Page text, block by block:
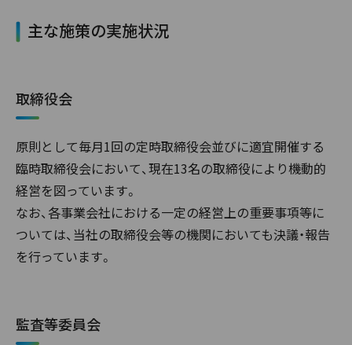
主な施策の実施状況
取締役会
原則として毎月1回の定時取締役会並びに適宜開催する
臨時取締役会において、現在13名の取締役により機動的
経営を図っています。
なお、各事業会社における一定の経営上の重要事項等に
ついては、当社の取締役会等の機関においても決議・報告
を行っています。
監査等委員会